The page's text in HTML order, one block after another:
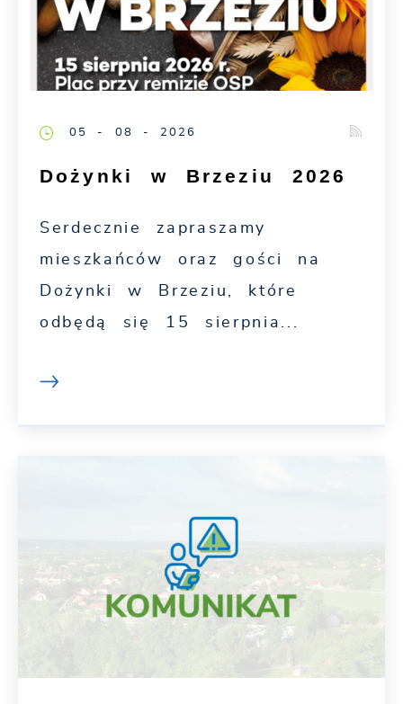
05 - 08 - 2026
Dożynki w Brzeziu 2026
Serdecznie zapraszamy
mieszkańców oraz gości na
Dożynki w Brzeziu, które
odbędą się 15 sierpnia...